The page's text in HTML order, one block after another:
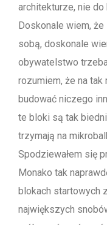
architekturze, nie
Doskonale wiem,
sobą, doskonale
obywatelstwo
rozumiem, że na tak
budować niczego
te bloki są tak
trzymają na
Spodziewałem się
Monako tak
blokach startowych
największych